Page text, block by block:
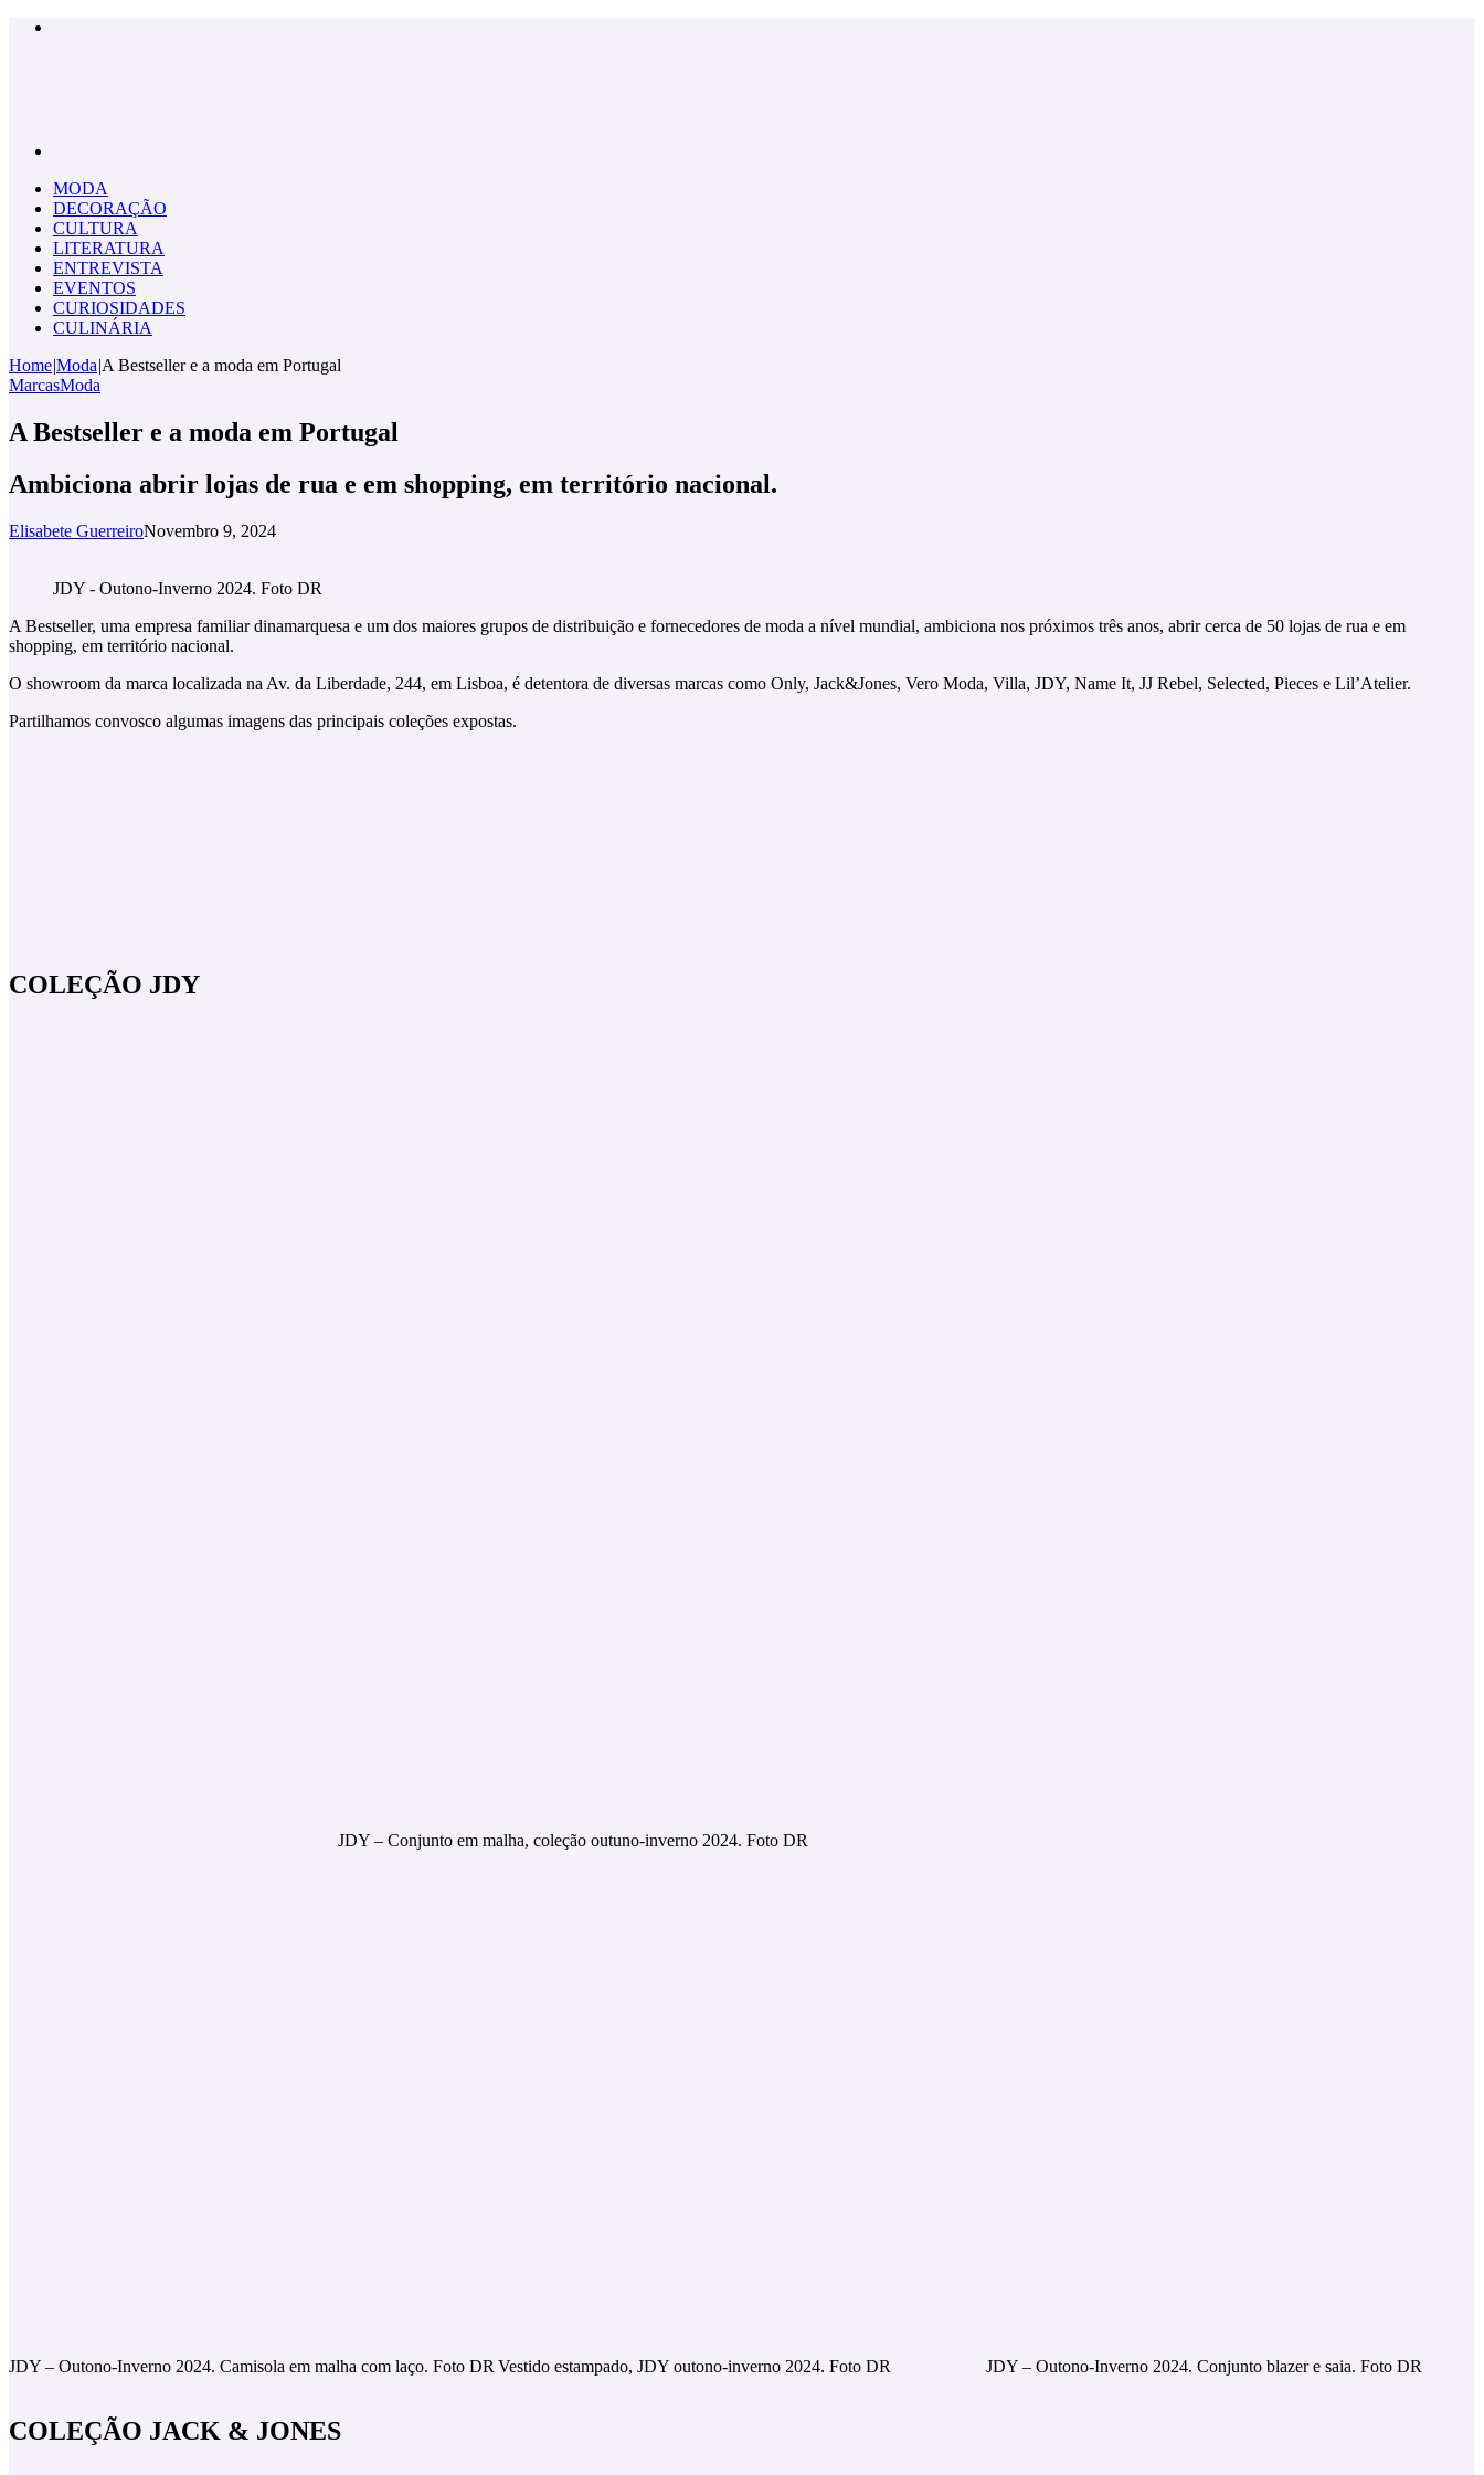
MODA
DECORAÇÃO
CULTURA
LITERATURA
ENTREVISTA
EVENTOS
CURIOSIDADES
CULINÁRIA
Home|Moda|A Bestseller e a moda em Portugal
MarcasModa
A Bestseller e a moda em Portugal
Ambiciona abrir lojas de rua e em shopping, em território nacional.
Elisabete GuerreiroNovembro 9, 2024
JDY - Outono-Inverno 2024. Foto DR
A Bestseller, uma empresa familiar dinamarquesa e um dos maiores grupos de distribuição e fornecedores de moda a nível mundial, ambiciona nos próximos três anos, abrir cerca de 50 lojas de rua e em
shopping, em território nacional.
O showroom da marca localizada na Av. da Liberdade, 244, em Lisboa, é detentora de diversas marcas como Only, Jack&Jones, Vero Moda, Villa, JDY, Name It, JJ Rebel, Selected, Pieces e Lil’Atelier.
Partilhamos convosco algumas imagens das principais coleções expostas.
COLEÇÃO JDY
JDY – Conjunto em malha, coleção outuno-inverno 2024. Foto DR
JDY – Outono-Inverno 2024. Camisola em malha com laço. Foto DR Vestido estampado, JDY outono-inverno 2024. Foto DR JDY – Outono-Inverno 2024. Conjunto blazer e saia. Foto DR
COLEÇÃO JACK & JONES